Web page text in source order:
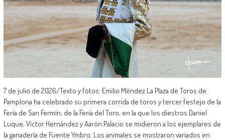
7 de julio de 2026/Texto y fotos: Emilio Méndez La Plaza de Toros de
Pamplona ha celebrado su primera corrida de toros y tercer festejo de la
Feria de San Fermín, de la Feria del Toro, en la que los diestros Daniel
Luque, Víctor Hernández y Aarón Palacio se midieron a los ejemplares de
la ganadería de Fuente Ymbro. Los animales se mostraron variados en